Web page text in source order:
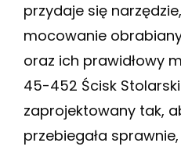
przydaje się
mocowanie
oraz ich prawidłowy
45-452 Ścisk
zaprojektowany tak,
przebiegała